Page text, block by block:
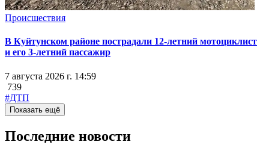
Происшествия
В Куйтунском районе пострадали 12-летний мотоциклист
и его 3-летний пассажир
7 августа 2026 г. 14:59
739
#ДТП
Показать ещё
Последние новости